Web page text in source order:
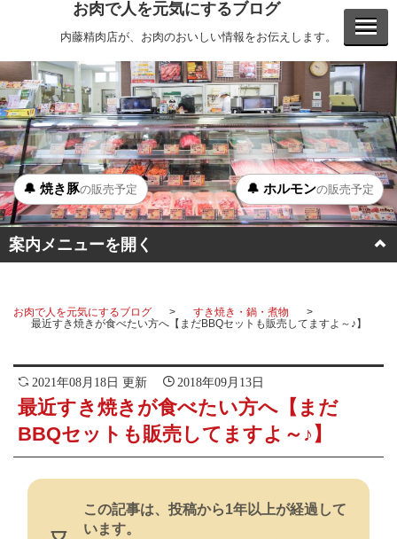
お肉で人を元気にするブログ
内藤精肉店が、お肉のおいしい情報をお伝えします。
案内メニューを開く
ステーキ
ホルモン
焼肉
すき焼き・鍋
おでん
カレー・シチュー
🔔 焼き豚の販売予定 🔔 ホルモンの販売予定
お肉で人を元気にするブログ
すき焼き・鍋・煮物
最近すき焼きが食べたい方へ【まだBBQセットも販売してますよ～♪】
2021年08月18日 更新 2018年09月13日
最近すき焼きが食べたい方へ【まだ
BBQセットも販売してますよ～♪】
この記事は、投稿から1年以上が経過して
います。